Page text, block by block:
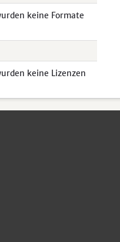
keine Formate
keine Lizenzen